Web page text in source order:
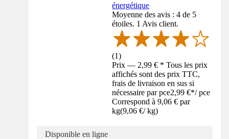
énergétique
Moyenne des avis : 4 de 5
étoiles. 1 Avis client.
(1)
Prix — 2,99 € * Tous les prix
affichés sont des prix TTC,
frais de livraison en sus si
nécessaire par pce2,99 €*/ pce
Correspond à 9,06 € par
kg(9,06 €/ kg)
Disponible en ligne